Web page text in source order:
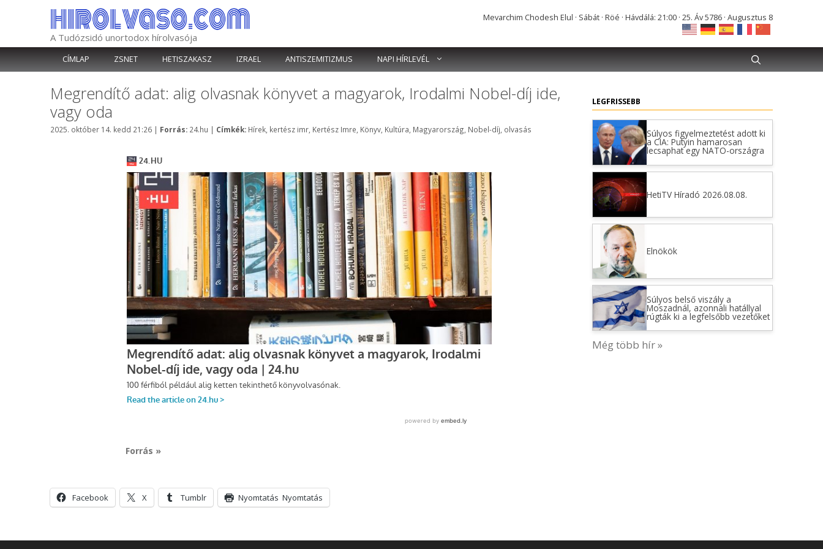
A Tudózsidó unortodox hírolvasója
Mevarchim Chodesh Elul · Sábát · Röé · Hávdálá: 21:00 · 25. Áv 5786 · Augusztus 8
CÍMLAP ZSNET HETISZAKASZ IZRAEL ANTISZEMITIZMUS NAPI HÍRLEVÉL
Megrendítő adat: alig olvasnak könyvet a magyarok, Irodalmi Nobel-díj ide,
vagy oda
2025. október 14. kedd 21:26 | Forrás: Kategória
24.hu | Címkék: Címkék
Hírek kertész imr Kertész Imre Könyv Kultúra Magyarország Nobel-díj olvasás
Forrás »
Facebook X Tumblr Nyomtatás Nyomtatás
LEGFRISSEBB
Súlyos figyelmeztetést adott ki
a CIA: Putyin hamarosan
lecsaphat egy NATO-országra
HetiTV Híradó 2026.08.08.
Elnökök
Súlyos belső viszály a
Moszadnál, azonnali hatállyal
rúgták ki a legfelsőbb vezetőket
Még több hír »